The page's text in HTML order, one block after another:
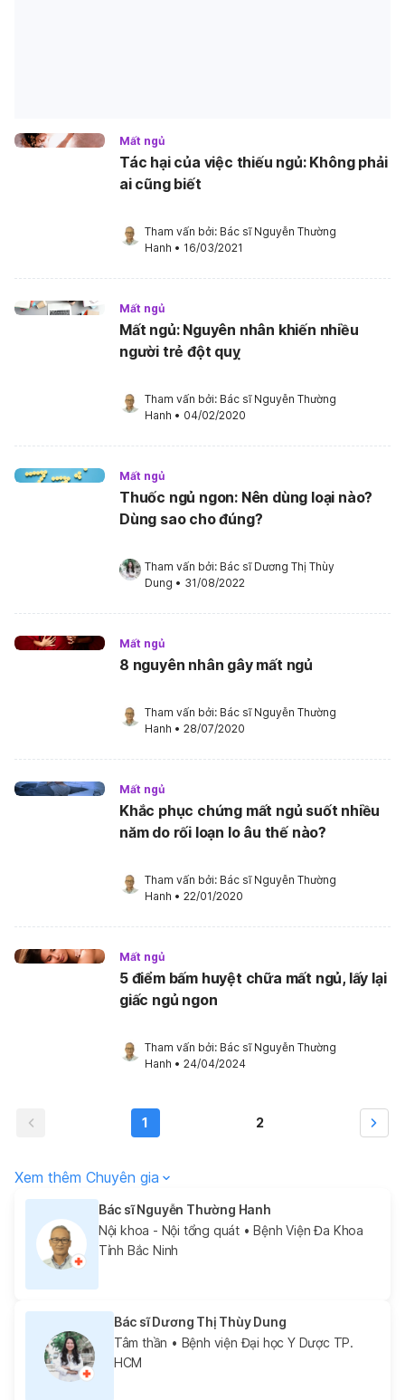
Mất ngủ
Tác hại của việc thiếu ngủ: Không phải
ai cũng biết
Tham vấn bởi: Bác sĩ Nguyễn Thường
Hanh • 16/03/2021
Mất ngủ
Mất ngủ: Nguyên nhân khiến nhiều
người trẻ đột quỵ
Tham vấn bởi: Bác sĩ Nguyễn Thường
Hanh • 04/02/2020
Mất ngủ
Thuốc ngủ ngon: Nên dùng loại nào?
Dùng sao cho đúng?
Tham vấn bởi: Bác sĩ Dương Thị Thùy
Dung • 31/08/2022
Mất ngủ
8 nguyên nhân gây mất ngủ
Tham vấn bởi: Bác sĩ Nguyễn Thường
Hanh • 28/07/2020
Mất ngủ
Khắc phục chứng mất ngủ suốt nhiều
năm do rối loạn lo âu thế nào?
Tham vấn bởi: Bác sĩ Nguyễn Thường
Hanh • 22/01/2020
Mất ngủ
5 điểm bấm huyệt chữa mất ngủ, lấy lại
giấc ngủ ngon
Tham vấn bởi: Bác sĩ Nguyễn Thường
Hanh • 24/04/2024
1 2
Xem thêm Chuyên gia
Bác sĩ Nguyễn Thường Hanh
Nội khoa - Nội tổng quát• Bệnh Viện Đa Khoa
Tỉnh Bắc Ninh
Bác sĩ Dương Thị Thùy Dung
Tâm thần • Bệnh viện Đại học Y Dược TP.
HCM